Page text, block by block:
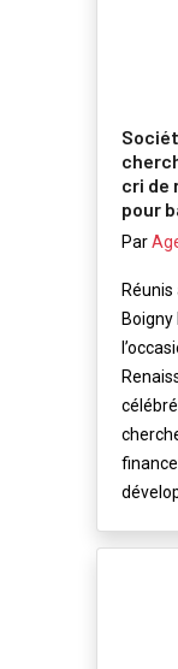
cri de
pour
Par
Réunis